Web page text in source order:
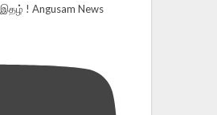
! Angusam News